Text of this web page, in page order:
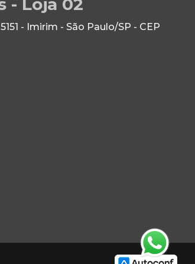
- Imirim - São Paulo/SP - CEP